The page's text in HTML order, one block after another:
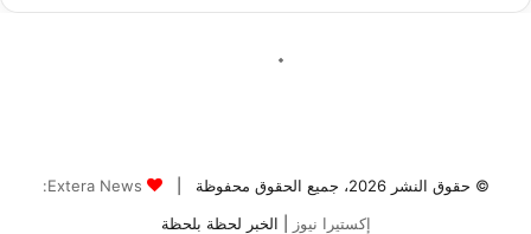
© حقوق النشر 2026، جميع الحقوق محفوظة |
Extera News:
إكستيرا نيوز
| الخبر لحظة بلحظة